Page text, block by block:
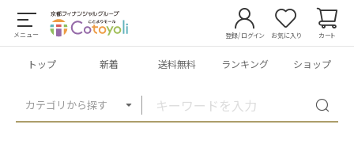
メニュー
カテゴリから探す
登録/ログイン お気に入り カート
トップ 新着 送料無料 ランキング ショップ